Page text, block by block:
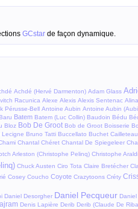
GCstar de façon dynamique.
Achdé (Hervé Darmenton) Adam Glass
Racunica Alexe Alexis Alexis Sentenac
Pérusse-Bell Antoine Aubin Antoine Aubin
Baru Batem Batem (Luc Collin) Baudoin Bédu
Bloz Bob De Groot Bob de Groot Boisserie
Lecigne Bruno Tatti Buccellato Buchet Cailleteau
Chantal Chéret Chantal De Spiegeleer
Arleston (Christophe Pelinq) Christophe Araldi
Chuck Austen Ciro Tota Claire Bretécher
Cosey Coucho Coyote Crazytoons Créty
Daniel Desorgher Daniel Pecqueur
Denis Lapière Derib Derib (Claude De